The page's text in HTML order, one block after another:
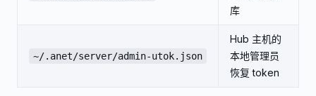
库
~/.anet/server/admin-utok.json
Hub 主机的
本地管理员
恢复 token